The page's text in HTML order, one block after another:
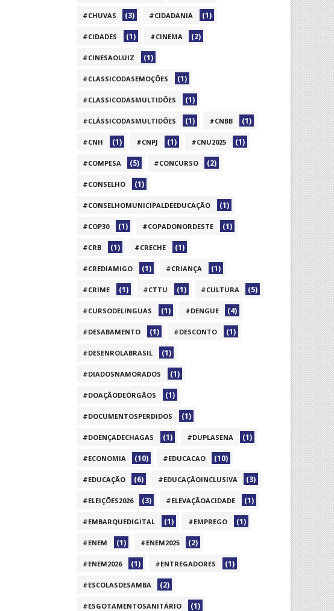
#CHUVAS (3) #CIDADANIA (1)
#CIDADES (1) #CINEMA (2)
#CINESAOLUIZ (1)
#CLASSICODASEMOÇÕES (1)
#CLASSICODASMULTIDÕES (1)
#CLÁSSICODASMULTIDÕES (1) #CNBB (1)
#CNH (1) #CNPJ (1) #CNU2025 (1)
#COMPESA (5) #CONCURSO (2)
#CONSELHO (1)
#CONSELHOMUNICIPALDEEDUCAÇÃO (1)
#COP30 (1) #COPADONORDESTE (1)
#CRB (1) #CRECHE (1)
#CREDIAMIGO (1) #CRIANÇA (1)
#CRIME (1) #CTTU (1) #CULTURA (5)
#CURSODELINGUAS (1) #DENGUE (4)
#DESABAMENTO (1) #DESCONTO (1)
#DESENROLABRASIL (1)
#DIADOSNAMORADOS (1)
#DOAÇÃODEÓRGÃOS (1)
#DOCUMENTOSPERDIDOS (1)
#DOENÇADECHAGAS (1) #DUPLASENA (1)
#ECONOMIA (10) #EDUCACAO (10)
#EDUCAÇÃO (6) #EDUCAÇÃOINCLUSIVA (3)
#ELEIÇÕES2026 (3) #ELEVAÇÃOACIDADE (1)
#EMBARQUEDIGITAL (1) #EMPREGO (1)
#ENEM (1) #ENEM2025 (2)
#ENEM2026 (1) #ENTREGADORES (1)
#ESCOLASDESAMBA (2)
#ESGOTAMENTOSANITÁRIO (1)